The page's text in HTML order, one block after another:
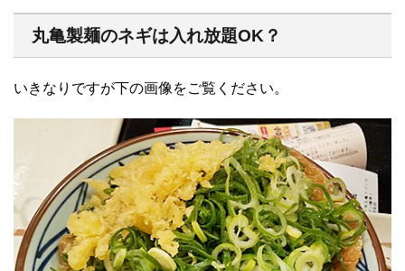
丸亀製麺のネギは入れ放題OK？
いきなりですが下の画像をご覧ください。